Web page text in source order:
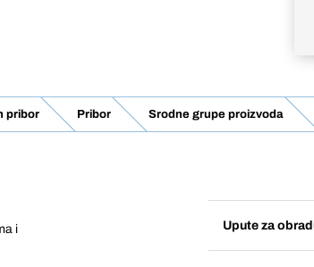
pribor Pribor Srodne grupe proizvoda
i
Upute za